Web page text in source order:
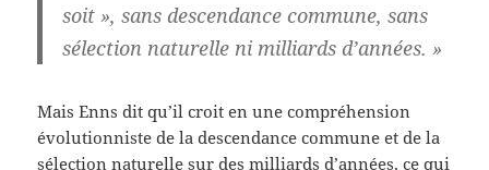
soit », sans descendance commune, sans
sélection naturelle ni milliards d’années. »
Mais Enns dit qu’il croit en une compréhension
évolutionniste de la descendance commune et de la
sélection naturelle sur des milliards d’années, ce qui